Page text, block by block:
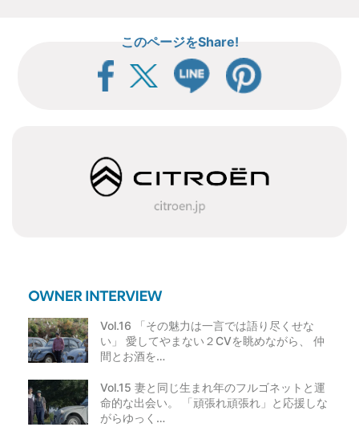
このページをShare!
Vol.16 「その魅力は一言では語り尽くせな
い」 愛してやまない２CVを眺めながら、 仲
間とお酒を…
Vol.15 妻と同じ生まれ年のフルゴネットと運
命的な出会い。 「頑張れ頑張れ」と応援しな
がらゆっく…